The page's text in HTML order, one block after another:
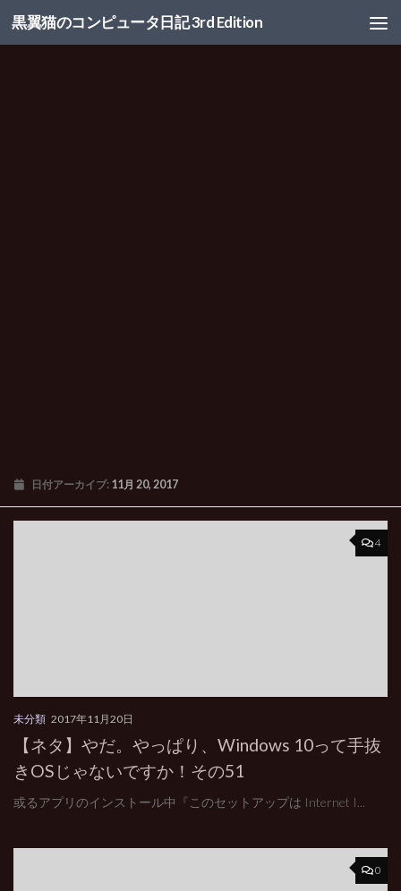
コンテンツへスキップ
黒翼猫のコンピュータ日記 3rd Edition
日付アーカイブ: 11月 20, 2017
4
未分類 2017年11月20日
【ネタ】やだ。やっぱり、Windows 10って手抜
きOSじゃないですか！その51
或るアプリのインストール中『このセットアップは Internet I...
0